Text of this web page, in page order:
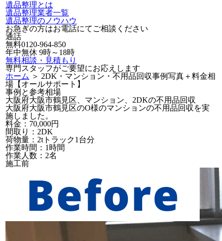
遺品整理とは
遺品整理業者一覧
遺品整理のノウハウ
お急ぎの方はお電話にてご相談ください
通話
無料0120-964-850
年中無休 9時～18時
無料相談・見積もり
専門スタッフがご要望にお応えします
ホーム ＞ 2DK・マンション・不用品回収事例写真＋料金相
場【オールサポート】
事例と参考相場
大阪府大阪市鶴見区、マンション、2DKの不用品回収
大阪府大阪市鶴見区のO様のマンションの不用品回収を実
施しました。
料金：70,000円
間取り：2DK
荷物量：2tトラック1台分
作業時間：1時間
作業人数：2名
施工前